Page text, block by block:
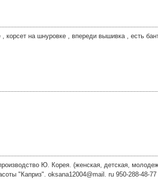
, корсет на шнуровке , впереди вышивка , есть
Ю. Корея. (женская, детская,
"Каприз". oksana12004@mail. ru 950-288-48-77